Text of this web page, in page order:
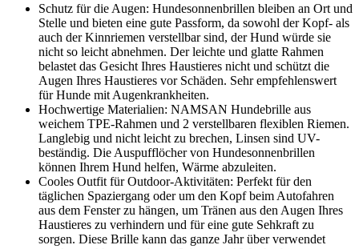
Schutz für die Augen: Hundesonnenbrillen bleiben an Ort und
Stelle und bieten eine gute Passform, da sowohl der Kopf- als
auch der Kinnriemen verstellbar sind, der Hund würde sie
nicht so leicht abnehmen. Der leichte und glatte Rahmen
belastet das Gesicht Ihres Haustieres nicht und schützt die
Augen Ihres Haustieres vor Schäden. Sehr empfehlenswert
für Hunde mit Augenkrankheiten.
Hochwertige Materialien: NAMSAN Hundebrille aus
weichem TPE-Rahmen und 2 verstellbaren flexiblen Riemen.
Langlebig und nicht leicht zu brechen, Linsen sind UV-
beständig. Die Auspufflöcher von Hundesonnenbrillen
können Ihrem Hund helfen, Wärme abzuleiten.
Cooles Outfit für Outdoor-Aktivitäten: Perfekt für den
täglichen Spaziergang oder um den Kopf beim Autofahren
aus dem Fenster zu hängen, um Tränen aus den Augen Ihres
Haustieres zu verhindern und für eine gute Sehkraft zu
sorgen. Diese Brille kann das ganze Jahr über verwendet